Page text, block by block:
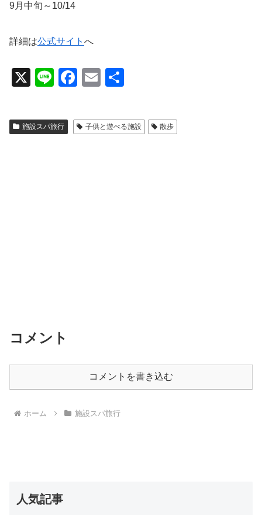
9月中旬～10/14
詳細は公式サイト へ
X
Li
e
F
c
e
E
ail
施設スパ旅行 子供と遊べる施設 散歩
コメント
コメントを書き込む
ホーム 施設スパ旅行
人気記事